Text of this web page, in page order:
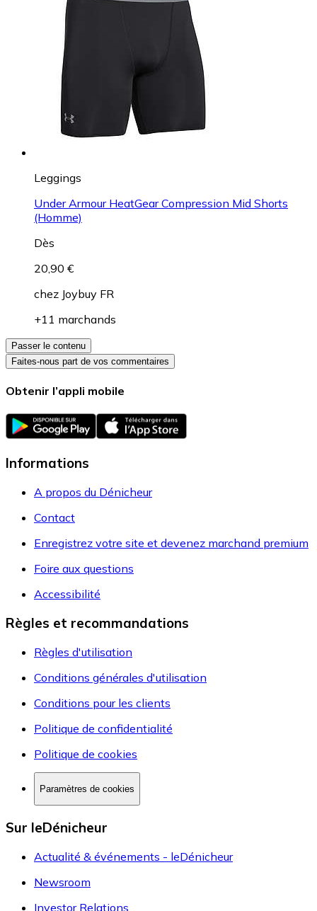
Leggings
Under Armour HeatGear Compression Mid Shorts
(Homme)
Dès
20,90 €
chez Joybuy FR
+11 marchands
Passer le contenu
Faites-nous part de vos commentaires
Obtenir l’appli mobile
Informations
A propos du Dénicheur
Contact
Enregistrez votre site et devenez marchand premium
Foire aux questions
Accessibilité
Règles et recommandations
Règles d'utilisation
Conditions générales d'utilisation
Conditions pour les clients
Politique de confidentialité
Politique de cookies
Paramètres de cookies
Sur leDénicheur
Actualité & événements - leDénicheur
Newsroom
Investor Relations